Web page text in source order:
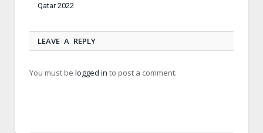
Qatar 2022
LEAVE A REPLY
You must be logged in to post a comment.